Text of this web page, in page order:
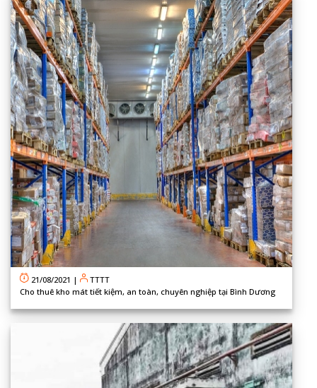
21/08/2021 |
TTTT
Cho thuê kho mát tiết kiệm, an toàn, chuyên nghiệp tại Bình Dương